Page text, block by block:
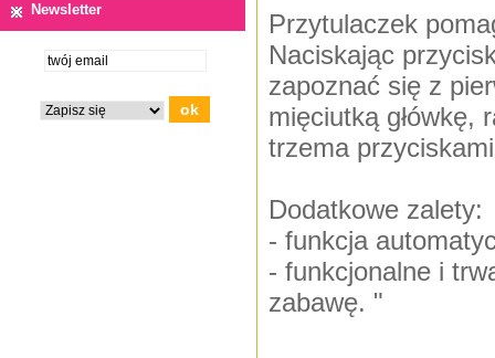
Newsletter
Przytulaczek
Naciskając
zapoznać się z
mięciutką główkę,
trzema
Dodatkowe zalety:
- funkcja
- funkcjonalne i
zabawę. "